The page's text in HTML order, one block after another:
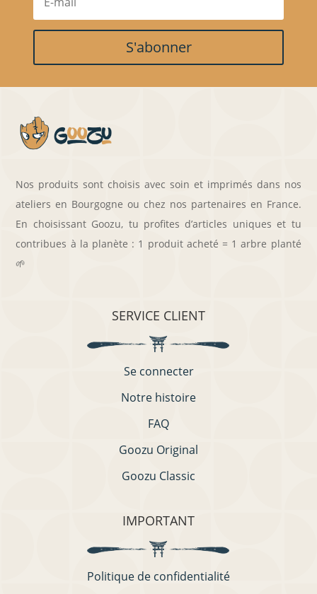
S'abonner
Nos produits sont choisis avec soin et imprimés dans nos
ateliers en Bourgogne ou chez nos partenaires en France.
En choisissant Goozu, tu profites d’articles uniques et tu
contribues à la planète : 1 produit acheté = 1 arbre planté
🌱
SERVICE CLIENT
Se connecter
Notre histoire
FAQ
Goozu Original
Goozu Classic
IMPORTANT
Politique de confidentialité